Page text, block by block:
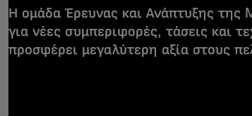
Η ομάδα Έρευνας και Ανάπτυξης της
για νέες συμπεριφορές, τάσεις και
προσφέρει μεγαλύτερη αξία στους